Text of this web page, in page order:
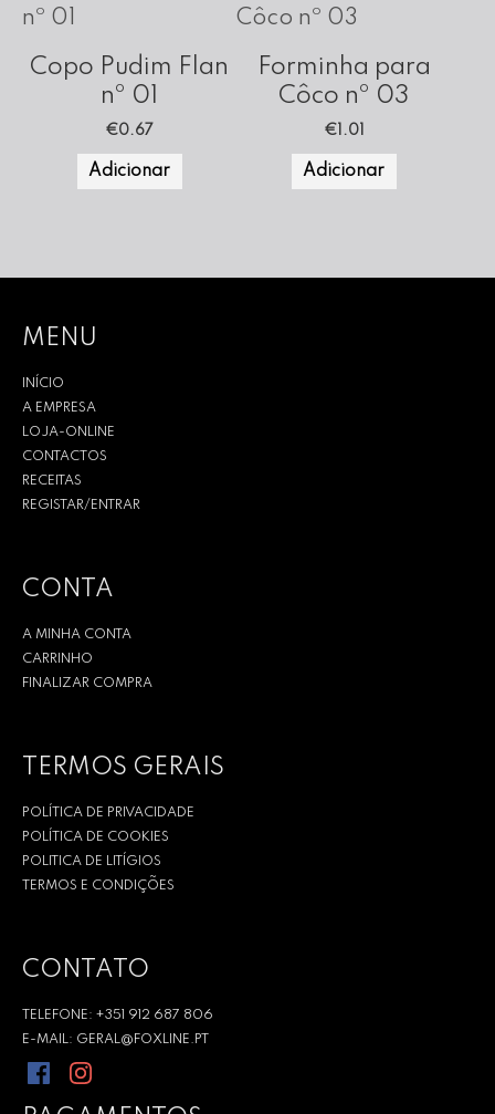
Copo Pudim Flan
nº 01
€0.67
Adicionar
Forminha para
Côco nº 03
€1.01
Adicionar
MENU
INÍCIO
A EMPRESA
LOJA-ONLINE
CONTACTOS
RECEITAS
REGISTAR/ENTRAR
CONTA
A MINHA CONTA
CARRINHO
FINALIZAR COMPRA
TERMOS GERAIS
POLÍTICA DE PRIVACIDADE
POLÍTICA DE COOKIES
POLITICA DE LITÍGIOS
TERMOS E CONDIÇÕES
CONTATO
TELEFONE: +351 912 687 806
E-MAIL: GERAL@FOXLINE.PT